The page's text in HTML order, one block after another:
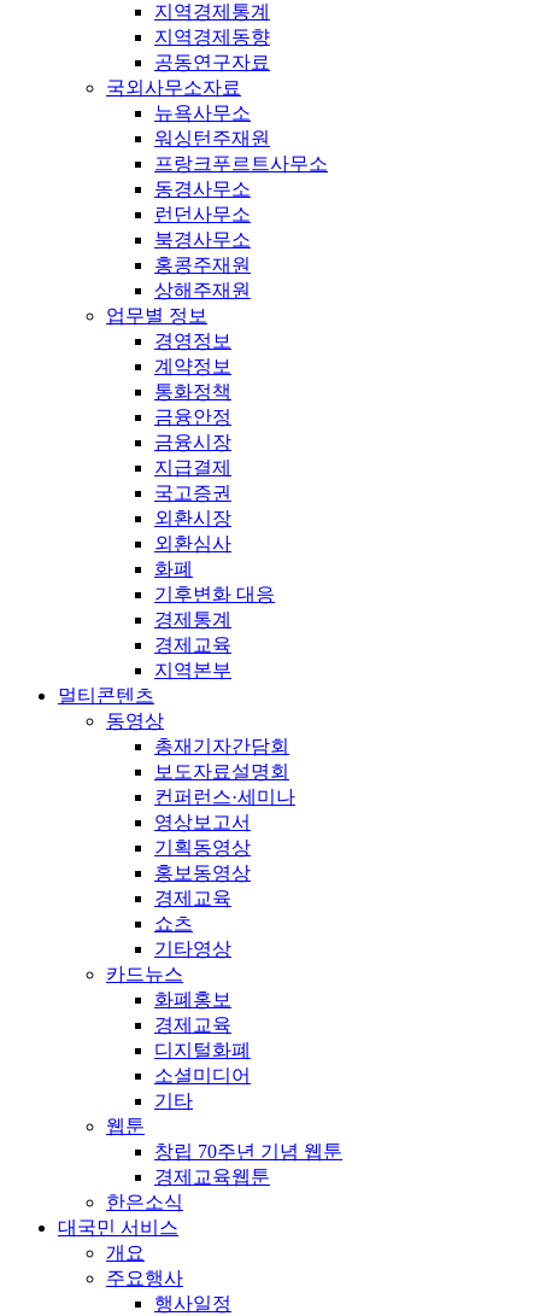
지역경제통계
지역경제동향
공동연구자료
국외사무소자료
뉴욕사무소
워싱턴주재원
프랑크푸르트사무소
동경사무소
런던사무소
북경사무소
홍콩주재원
상해주재원
업무별 정보
경영정보
계약정보
통화정책
금융안정
금융시장
지급결제
국고증권
외환시장
외환심사
화폐
기후변화 대응
경제통계
경제교육
지역본부
멀티콘텐츠
동영상
총재기자간담회
보도자료설명회
컨퍼런스·세미나
영상보고서
기획동영상
홍보동영상
경제교육
쇼츠
기타영상
카드뉴스
화폐홍보
경제교육
디지털화폐
소셜미디어
기타
웹툰
창립 70주년 기념 웹툰
경제교육웹툰
한은소식
대국민 서비스
개요
주요행사
행사일정